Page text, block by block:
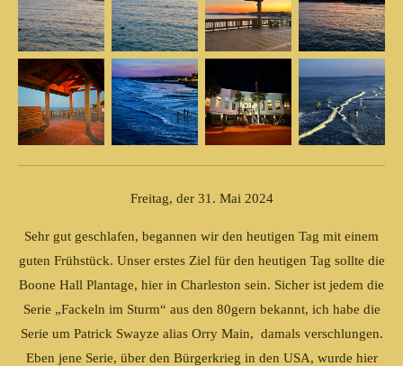
Freitag, der 31. Mai 2024
Sehr gut geschlafen, begannen wir den heutigen Tag mit einem
guten Frühstück. Unser erstes Ziel für den heutigen Tag sollte die
Boone Hall Plantage, hier in Charleston sein. Sicher ist jedem die
Serie „Fackeln im Sturm“ aus den 80gern bekannt, ich habe die
Serie um Patrick Swayze alias Orry Main, damals verschlungen.
Eben jene Serie, über den Bürgerkrieg in den USA, wurde hier